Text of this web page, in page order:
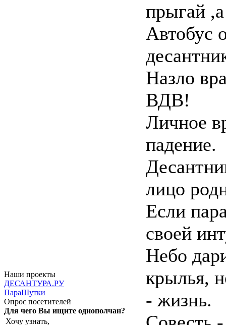
Наши проекты
ДЕСАНТУРА.РУ
ПараШутки
Опрос посетителей
Для чего Вы ищите однополчан?
Хочу узнать,
прыгай
Автобус
Назло
ВДВ!
Личное
падение.
лицо
Если
своей
Небо
крылья,
- жизнь.